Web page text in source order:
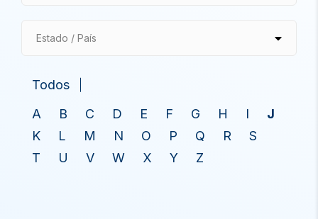
Estado / País
Todos
A
B C D E F G H I
J
K
L M N O P Q R
S
T
U V W X Y Z